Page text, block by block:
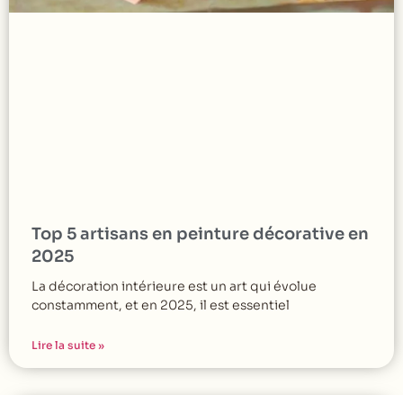
Top 5 artisans en peinture décorative en
2025
La décoration intérieure est un art qui évolue
constamment, et en 2025, il est essentiel
Lire la suite »